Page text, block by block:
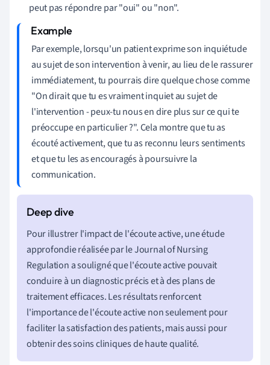
peut pas répondre par "oui" ou "non".
Par exemple, lorsqu'un patient exprime son inquiétude
au sujet de son intervention à venir, au lieu de le rassurer
immédiatement, tu pourrais dire quelque chose comme
"On dirait que tu es vraiment inquiet au sujet de
l'intervention - peux-tu nous en dire plus sur ce qui te
préoccupe en particulier ?". Cela montre que tu as
écouté activement, que tu as reconnu leurs sentiments
et que tu les as encouragés à poursuivre la
communication.
Pour illustrer l'impact de l'écoute active, une étude
approfondie réalisée par le Journal of Nursing
Regulation a souligné que l'écoute active pouvait
conduire à un diagnostic précis et à des plans de
traitement efficaces. Les résultats renforcent
l'importance de l'écoute active non seulement pour
faciliter la satisfaction des patients, mais aussi pour
obtenir des soins cliniques de haute qualité.